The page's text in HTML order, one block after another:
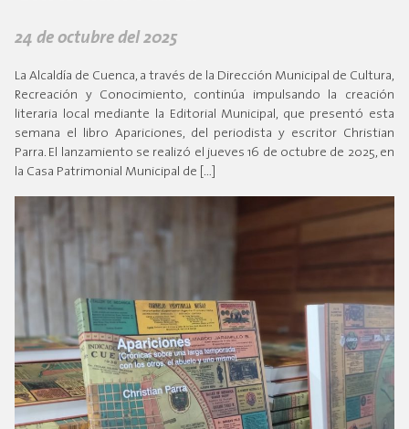
24 de octubre del 2025
La Alcaldía de Cuenca, a través de la Dirección Municipal de Cultura,
Recreación y Conocimiento, continúa impulsando la creación
literaria local mediante la Editorial Municipal, que presentó esta
semana el libro Apariciones, del periodista y escritor Christian
Parra. El lanzamiento se realizó el jueves 16 de octubre de 2025, en
la Casa Patrimonial Municipal de […]